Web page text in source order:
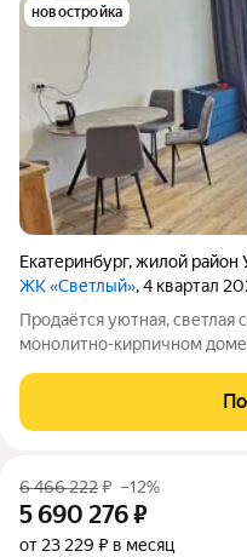
новостройка
Екатеринбург,жилой район
ЖК «Светлый», 4 квартал
Продаётся уютная,
монолитно-кирпичном доме на 28
Екатеринбурге. Здесь тихо,
6 466 222₽ –12%
5 690 276₽
от 23 229 ₽ в месяц